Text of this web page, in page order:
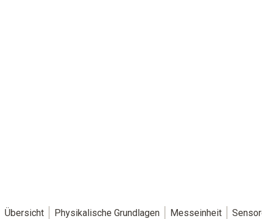
Übersicht Physikalische Grundlagen Messeinheit